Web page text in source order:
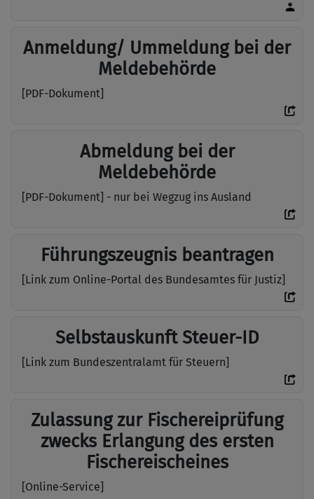
Anmeldung/ Ummeldung bei der
Meldebehörde
[PDF-Dokument]
Abmeldung bei der
Meldebehörde
[PDF-Dokument] - nur bei Wegzug ins Ausland
Führungszeugnis beantragen
[Link zum Online-Portal des Bundesamtes für Justiz]
Selbstauskunft Steuer-ID
[Link zum Bundeszentralamt für Steuern]
Zulassung zur Fischereiprüfung
zwecks Erlangung des ersten
Fischereischeines
[Online-Service]